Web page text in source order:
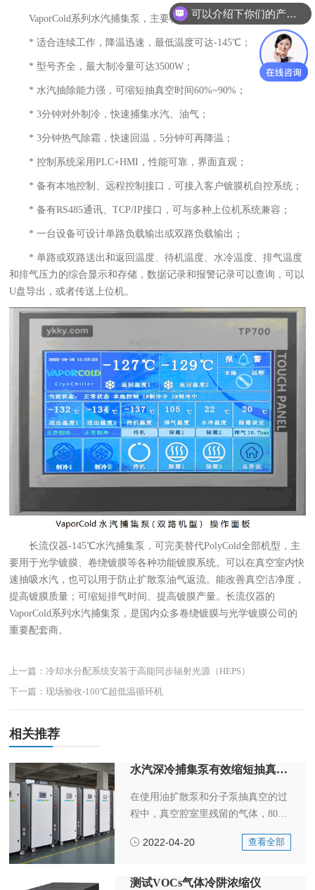
VaporCold系列水汽捕集泵，主要特点如下：
* 适合连续工作，降温迅速，最低温度可达-145℃；
* 型号齐全，最大制冷量可达3500W；
* 水汽抽除能力强，可缩短抽真空时间60%~90%；
* 3分钟对外制冷，快速捕集水汽、油气；
* 3分钟热气除霜，快速回温，5分钟可再降温；
* 控制系统采用PLC+HMI，性能可靠，界面直观；
* 备有本地控制、远程控制接口，可接入客户镀膜机自控系统；
* 备有RS485通讯、TCP/IP接口，可与多种上位机系统兼容；
* 一台设备可设计单路负载输出或双路负载输出；
* 单路或双路送出和返回温度、待机温度、水冷温度、排气温度
和排气压力的综合显示和存储，数据记录和报警记录可以查询，可以
U盘导出，或者传送上位机。
长流仪器-145℃水汽捕集泵，可完美替代PolyCold全部机型，主
要用于光学镀膜、卷绕镀膜等各种功能镀膜系统。可以在真空室内快
速抽吸水汽，也可以用于防止扩散泵油气返流。能改善真空洁净度，
提高镀膜质量；可缩短排气时间、提高镀膜产量。长流仪器的
VaporCold系列水汽捕集泵，是国内众多卷绕镀膜与光学镀膜公司的
重要配套商。
上一篇：冷却水分配系统安装于高能同步辐射光源（HEPS）
下一篇：现场验收-100℃超低温循环机
相关推荐
水汽深冷捕集泵有效缩短抽真空时间，提高镀膜品质
在使用油扩散泵和分子泵抽真空的过
程中，真空腔室里残留的气体，80%
汽。这种残余气体在高真空状态下难
影响真空度 ，还会污染生产实验工
2022-04-20 查看全部
测试VOCs气体冷阱浓缩仪
可以介绍下你们的产品么？